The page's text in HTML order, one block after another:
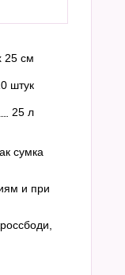
25 см
штук
25 л
сумка
и при